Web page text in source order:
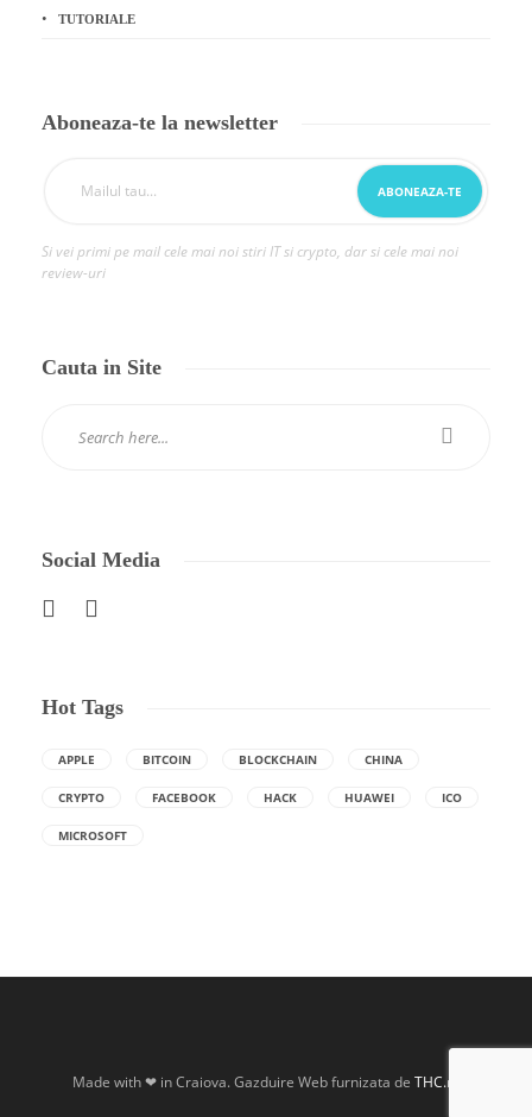
TUTORIALE
Aboneaza-te la newsletter
Si vei primi pe mail cele mai noi stiri IT si crypto, dar si cele mai noi
review-uri
Cauta in Site
Social Media
Hot Tags
APPLE BITCOIN BLOCKCHAIN CHINA
CRYPTO FACEBOOK HACK HUAWEI ICO
MICROSOFT
Made with ❤ in Craiova. Gazduire Web furnizata de THC.ro